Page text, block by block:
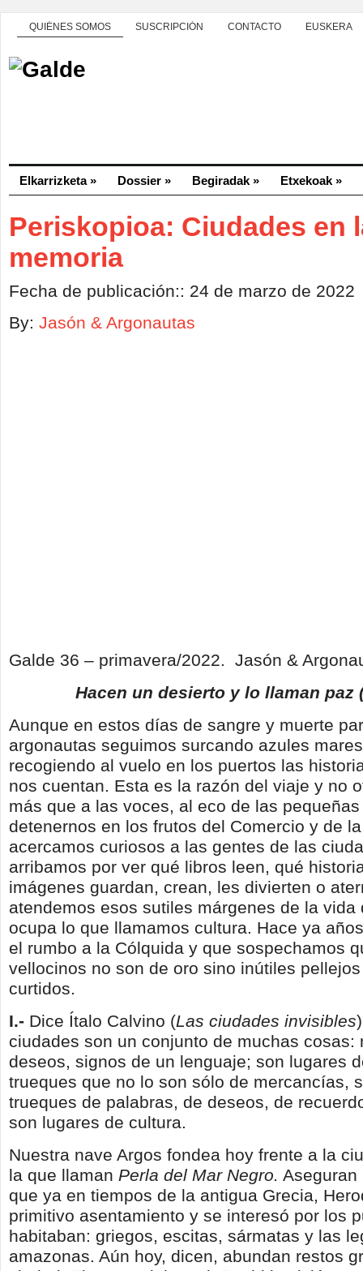
QUIÉNES SOMOS SUSCRIPCIÓN CONTACTO EUSKERA
Elkarrizketa» Dossier » Begiradak » Etxekoak »
Periskopioa: Ciudades en
memoria
Fecha de publicación:: 24 de marzo de 2022
By: Jasón & Argonautas
Galde 36 – primavera/2022. Jasón &
Hacen un desierto y lo llaman paz
Aunque en estos días de sangre y muerte
argonautas seguimos surcando azules
recogiendo al vuelo en los puertos las
nos cuentan. Esta es la razón del viaje y no
más que a las voces, al eco de las
detenernos en los frutos del Comercio y de
acercamos curiosos a las gentes de las
arribamos por ver qué libros leen, qué
imágenes guardan, crean, les divierten o
atendemos esos sutiles márgenes de la vida
ocupa lo que llamamos cultura. Hace ya
el rumbo a la Cólquida y que sospechamos
vellocinos no son de oro sino inútiles
curtidos.
I.- Dice Ítalo Calvino (Las ciudades invisibles
ciudades son un conjunto de muchas cosas:
deseos, signos de un lenguaje; son lugares
trueques que no lo son sólo de mercancías,
trueques de palabras, de deseos, de
son lugares de cultura.
Nuestra nave Argos fondea hoy frente a la
la que llaman Perla del Mar Negro. Aseguran
que ya en tiempos de la antigua Grecia,
primitivo asentamiento y se interesó por los
habitaban: griegos, escitas, sármatas y las
amazonas. Aún hoy, dicen, abundan restos